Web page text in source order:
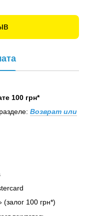
100 грн*
Возврат или
100 грн*)